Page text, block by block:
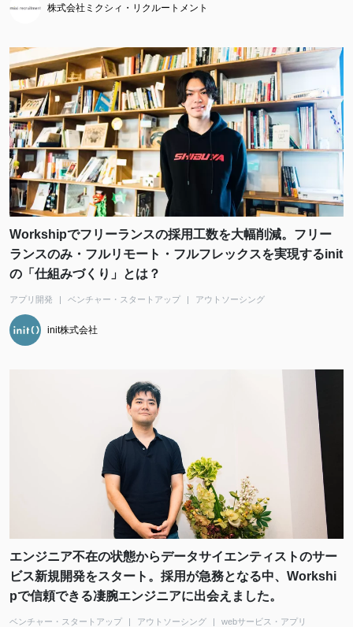
株式会社ミクシィ・リクルートメント
Workshipでフリーランスの採用工数を大幅削減。フリー
ランスのみ・フルリモート・フルフレックスを実現するinit
の「仕組みづくり」とは？
アプリ開発 ベンチャー・スタートアップ アウトソーシング
init株式会社
エンジニア不在の状態からデータサイエンティストのサー
ビス新規開発をスタート。採用が急務となる中、Workshi
pで信頼できる凄腕エンジニアに出会えました。
ベンチャー・スタートアップ アウトソーシング webサービス・アプリ